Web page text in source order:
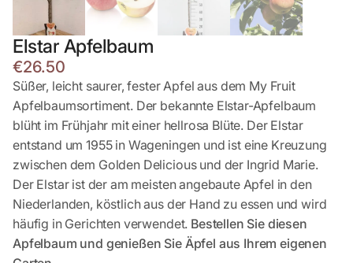
Elstar Apfelbaum
€26.50
Süßer, leicht saurer, fester Apfel aus dem My Fruit
Apfelbaumsortiment. Der bekannte Elstar-Apfelbaum
blüht im Frühjahr mit einer hellrosa Blüte. Der Elstar
entstand um 1955 in Wageningen und ist eine Kreuzung
zwischen dem Golden Delicious und der Ingrid Marie.
Der Elstar ist der am meisten angebaute Apfel in den
Niederlanden, köstlich aus der Hand zu essen und wird
häufig in Gerichten verwendet. Bestellen Sie diesen
Apfelbaum und genießen Sie Äpfel aus Ihrem eigenen